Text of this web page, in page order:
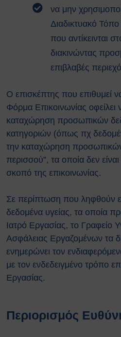
να μην
Διαδικτυακό
που αντίκεινται
διακινώντας
επιβλαβές
Ο επισκέπτης που επιθυμεί
Φόρμα Επικοινωνίας οφείλει
καταχώρηση προσωπικών
κατηγοριών (όπως πχ
την καταχώρηση
περισσού”, τα οποία δεν
σκοπό της επικοινωνίας.
Σε περίπτωση που ληφθούν
δεδομένα υγείας, τα οποία
Ιατρό Εργασίας, το Γραφείο
Ασφάλειας Εργαζομένων τα
ενημερώνει τον
με τον ενδεδειγμένο τρόπο
Εργασίας.
Περιορισμός